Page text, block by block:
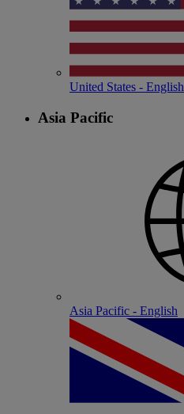
United States - English
Asia Pacific
Asia Pacific - English